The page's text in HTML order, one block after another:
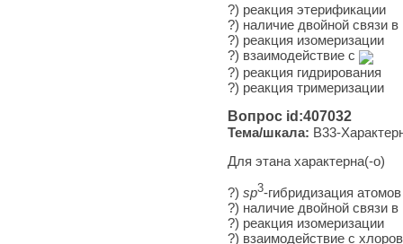
?) ре­ак­ция этерификации
?) на­ли­чие двой­ной связи
?) ре­ак­ция изомеризации
?) вза­и­мо­дей­ствие с
?) ре­ак­ция гидрирования
?) ре­ак­ция тримеризации
Вопрос id:407032
Тема/шкала: B33-
Для этана характерна(-о)
?) sp3-гибридизация
?) на­ли­чие двой­ной связи
?) ре­ак­ция изомеризации
?) вза­и­мо­дей­ствие с